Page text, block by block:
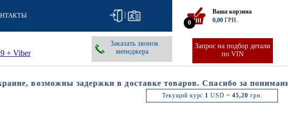
|
+ Viber
Запрос на подбор детали
по VIN
Заказать звонок
менеджера
0
Ваша корзина
0,00 ГРН.
возможны задержки в доставке товаров. Спасибо за понимание.
Текущий курс 1 USD =45,20 грн.